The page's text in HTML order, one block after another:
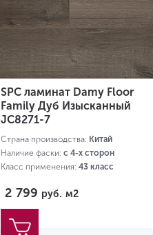
SPC ламинат Damy Floor
Family Дуб Изысканный
JC8271-7
Страна производства: Китай
Наличие фаски: с 4-х сторон
Класс применения: 43 класс
2 799 руб. м2